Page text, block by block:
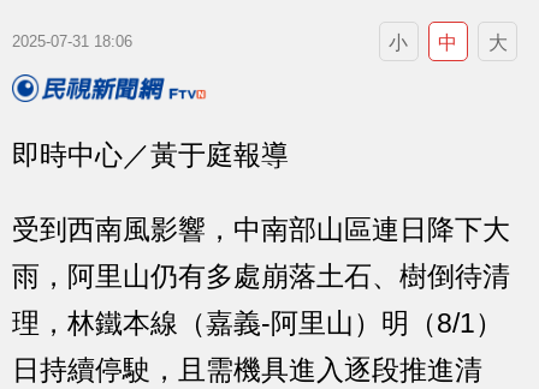
2025-07-31 18:06 小 中 大
即時中心／黃于庭報導
受到西南風影響，中南部山區連日降下大
雨，阿里山仍有多處崩落土石、樹倒待清
理，林鐵本線（嘉義-阿里山）明（8/1）
日持續停駛，且需機具進入逐段推進清